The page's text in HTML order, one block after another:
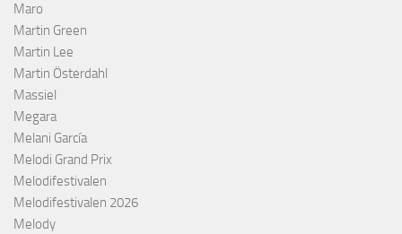
Maro
Martin Green
Martin Lee
Martin Österdahl
Massiel
Megara
Melani García
Melodi Grand Prix
Melodifestivalen
Melodifestivalen 2026
Melody